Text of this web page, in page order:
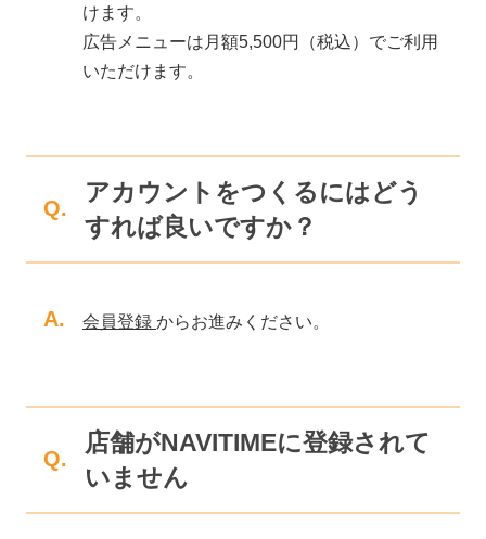
けます。
広告メニューは月額5,500円（税込）でご利用
いただけます。
Q.
アカウントをつくるにはどう
すれば良いですか？
A. 会員登録 からお進みください。
Q.
店舗がNAVITIMEに登録されて
いません